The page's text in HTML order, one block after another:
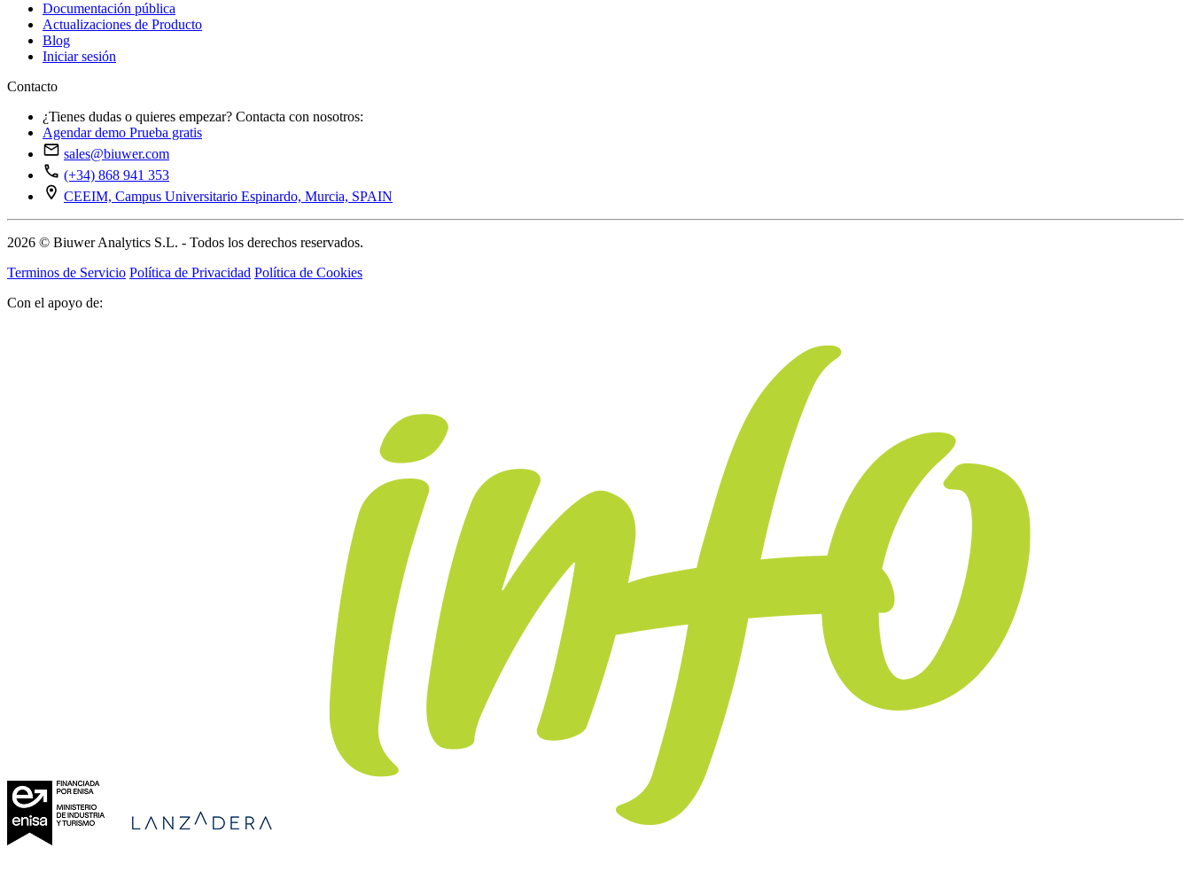
Documentación pública
Actualizaciones de Producto
Blog
Iniciar sesión
Contacto
¿Tienes dudas o quieres empezar? Contacta con nosotros:
Agendar demo Prueba gratis
sales@biuwer.com
(+34) 868 941 353
CEEIM, Campus Universitario Espinardo, Murcia, SPAIN
2026 © Biuwer Analytics S.L. - Todos los derechos reservados.
Terminos de Servicio Política de Privacidad Política de Cookies
Con el apoyo de: